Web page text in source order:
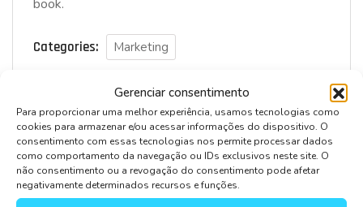
Gerenciar consentimento
Para proporcionar uma melhor experiência, usamos tecnologias como
cookies para armazenar e/ou acessar informações do dispositivo. O
consentimento com essas tecnologias nos permite processar dados
como comportamento da navegação ou IDs exclusivos neste site. O
não consentimento ou a revogação do consentimento pode afetar
negativamente determinados recursos e funções.
book.
Categories: Marketing
Leave Comment